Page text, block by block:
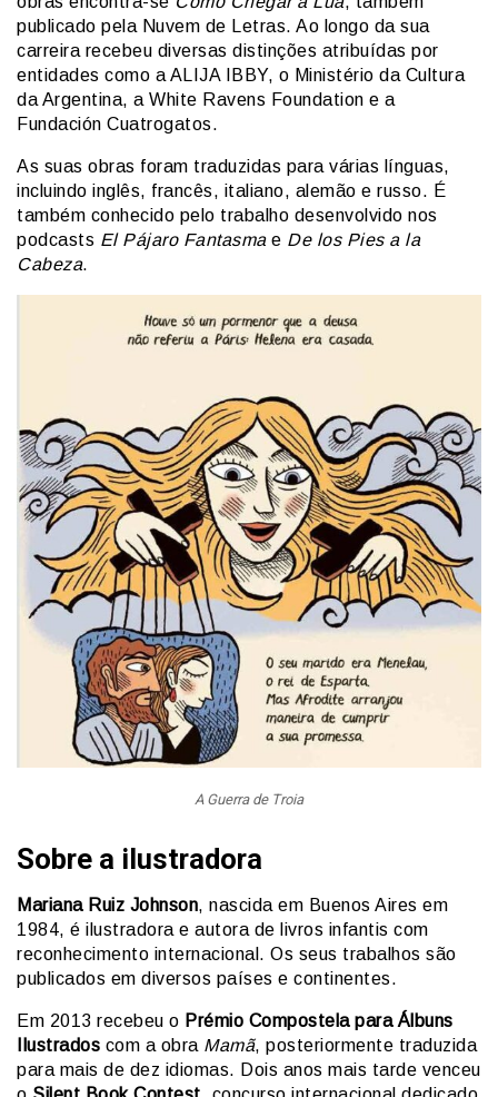
publicado pela Nuvem de Letras. Ao longo da sua
carreira recebeu diversas distinções atribuídas por
entidades como a ALIJA IBBY, o Ministério da Cultura
da Argentina, a White Ravens Foundation e a
Fundación Cuatrogatos.
As suas obras foram traduzidas para várias línguas,
incluindo inglês, francês, italiano, alemão e russo. É
também conhecido pelo trabalho desenvolvido nos
podcasts El Pájaro Fantasmae De los Pies a la
Cabeza.
A Guerra de Troia
Sobre a ilustradora
Mariana Ruiz Johnson, nascida em Buenos Aires em
1984, é ilustradora e autora de livros infantis com
reconhecimento internacional. Os seus trabalhos são
publicados em diversos países e continentes.
Em 2013 recebeu o Prémio Compostela para Álbuns
Ilustrados com a obra Mamã, posteriormente traduzida
para mais de dez idiomas. Dois anos mais tarde venceu